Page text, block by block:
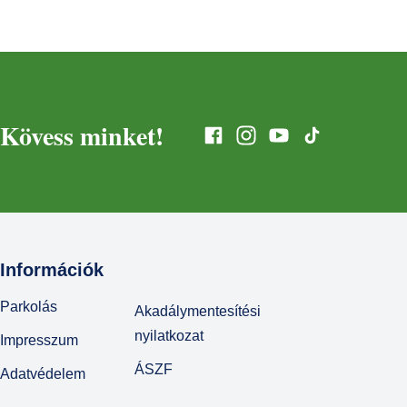
Kövess minket!
Információk
Parkolás
Impresszum
Adatvédelem
Akadálymentesítési
nyilatkozat
ÁSZF